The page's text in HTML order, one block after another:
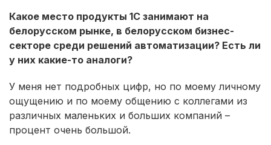
Какое место продукты 1С занимают на
белорусском рынке, в белорусском бизнес-
секторе среди решений автоматизации? Есть ли
у них какие-то аналоги?
У меня нет подробных цифр, но по моему личному
ощущению и по моему общению с коллегами из
различных маленьких и больших компаний –
процент очень большой.